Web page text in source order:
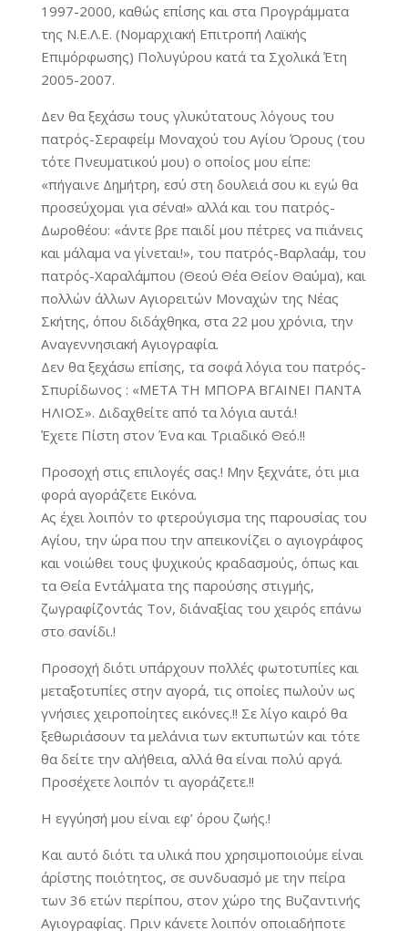
1997-2000, καθώς επίσης και στα Προγράμματα
της Ν.Ε.Λ.Ε. (Νομαρχιακή Επιτροπή Λαϊκής
Επιμόρφωσης) Πολυγύρου κατά τα Σχολικά Έτη
2005-2007.
Δεν θα ξεχάσω τους γλυκύτατους λόγους του
πατρός-Σεραφείμ Μοναχού του Αγίου Όρους (του
τότε Πνευματικού μου) ο οποίος μου είπε:
«πήγαινε Δημήτρη, εσύ στη δουλειά σου κι εγώ θα
προσεύχομαι για σένα!» αλλά και του πατρός-
Δωροθέου: «άντε βρε παιδί μου πέτρες να πιάνεις
και μάλαμα να γίνεται!», του πατρός-Βαρλαάμ, του
πατρός-Χαραλάμπου (Θεού Θέα Θείον Θαύμα), και
πολλών άλλων Αγιορειτών Μοναχών της Νέας
Σκήτης, όπου διδάχθηκα, στα 22 μου χρόνια, την
Αναγεννησιακή Αγιογραφία.
Δεν θα ξεχάσω επίσης, τα σοφά λόγια του πατρός-
Σπυρίδωνος : «ΜΕΤΑ ΤΗ ΜΠΟΡΑ ΒΓΑΙΝΕΙ ΠΑΝΤΑ
ΗΛΙΟΣ». Διδαχθείτε από τα λόγια αυτά.!
Έχετε Πίστη στον Ένα και Τριαδικό Θεό.!!
Προσοχή στις επιλογές σας.! Μην ξεχνάτε, ότι μια
φορά αγοράζετε Εικόνα.
Ας έχει λοιπόν το φτερούγισμα της παρουσίας του
Αγίου, την ώρα που την απεικονίζει ο αγιογράφος
και νοιώθει τους ψυχικούς κραδασμούς, όπως και
τα Θεία Εντάλματα της παρούσης στιγμής,
ζωγραφίζοντάς Τον, δι΄αναξίας του χειρός επάνω
στο σανίδι.!
Προσοχή διότι υπάρχουν πολλές φωτοτυπίες και
μεταξοτυπίες στην αγορά, τις οποίες πωλούν ως
γνήσιες χειροποίητες εικόνες.!! Σε λίγο καιρό θα
ξεθωριάσουν τα μελάνια των εκτυπωτών και τότε
θα δείτε την αλήθεια, αλλά θα είναι πολύ αργά.
Προσέχετε λοιπόν τι αγοράζετε.!!
Η εγγύησή μου είναι εφ’ όρου ζωής.!
Και αυτό διότι τα υλικά που χρησιμοποιούμε είναι
άρίστης ποιότητος, σε συνδυασμό με την πείρα
των 36 ετών περίπου, στον χώρο της Βυζαντινής
Αγιογραφίας. Πριν κάνετε λοιπόν οποιαδήποτε